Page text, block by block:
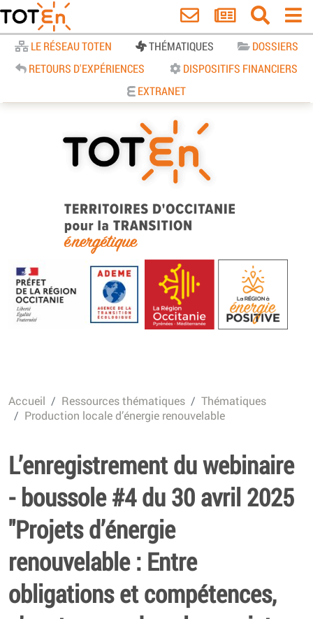
LE RÉSEAU TOTEN THÉMATIQUES
DOSSIERS
RETOURS D'EXPÉRIENCES
DISPOSITIFS FINANCIERS
EXTRANET
TOTEn Occitanie | Territoires
d’Occitanie pour la Transition
Energétique
Accueil Ressources thématiques
Thématiques
Production locale d’énergie renouvelable
L’enregistrement du webinaire
- boussole #4 du 30 avril 2025
"Projets d’énergie
renouvelable : Entre
obligations et compétences,